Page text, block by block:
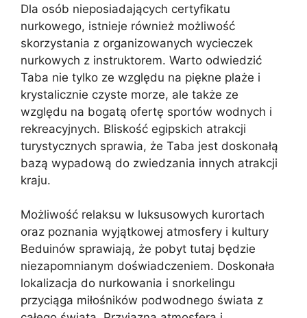
Dla osób nieposiadających certyfikatu
nurkowego, istnieje również możliwość
skorzystania z organizowanych wycieczek
nurkowych z instruktorem. Warto odwiedzić
Taba nie tylko ze względu na piękne plaże i
krystalicznie czyste morze, ale także ze
względu na bogatą ofertę sportów wodnych i
rekreacyjnych. Bliskość egipskich atrakcji
turystycznych sprawia, że Taba jest doskonałą
bazą wypadową do zwiedzania innych atrakcji
kraju.
Możliwość relaksu w luksusowych kurortach
oraz poznania wyjątkowej atmosfery i kultury
Beduinów sprawiają, że pobyt tutaj będzie
niezapomnianym doświadczeniem. Doskonała
lokalizacja do nurkowania i snorkelingu
przyciąga miłośników podwodnego świata z